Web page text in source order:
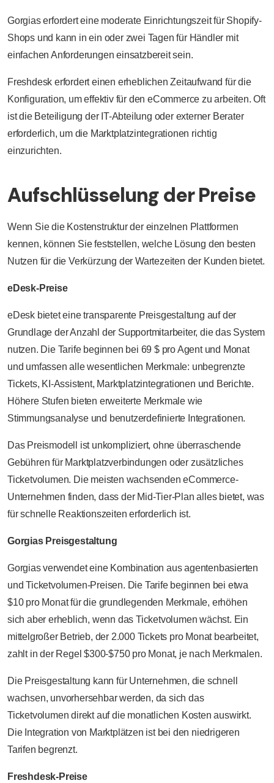
Gorgias erfordert eine moderate Einrichtungszeit für Shopify-
Shops und kann in ein oder zwei Tagen für Händler mit
einfachen Anforderungen einsatzbereit sein.
Freshdesk erfordert einen erheblichen Zeitaufwand für die
Konfiguration, um effektiv für den eCommerce zu arbeiten. Oft
ist die Beteiligung der IT-Abteilung oder externer Berater
erforderlich, um die Marktplatzintegrationen richtig
einzurichten.
Aufschlüsselung der Preise
Wenn Sie die Kostenstruktur der einzelnen Plattformen
kennen, können Sie feststellen, welche Lösung den besten
Nutzen für die Verkürzung der Wartezeiten der Kunden bietet.
eDesk-Preise
eDesk bietet eine transparente Preisgestaltung auf der
Grundlage der Anzahl der Supportmitarbeiter, die das System
nutzen. Die Tarife beginnen bei 69 $ pro Agent und Monat
und umfassen alle wesentlichen Merkmale: unbegrenzte
Tickets, KI-Assistent, Marktplatzintegrationen und Berichte.
Höhere Stufen bieten erweiterte Merkmale wie
Stimmungsanalyse und benutzerdefinierte Integrationen.
Das Preismodell ist unkompliziert, ohne überraschende
Gebühren für Marktplatzverbindungen oder zusätzliches
Ticketvolumen. Die meisten wachsenden eCommerce-
Unternehmen finden, dass der Mid-Tier-Plan alles bietet, was
für schnelle Reaktionszeiten erforderlich ist.
Gorgias Preisgestaltung
Gorgias verwendet eine Kombination aus agentenbasierten
und Ticketvolumen-Preisen. Die Tarife beginnen bei etwa
$10 pro Monat für die grundlegenden Merkmale, erhöhen
sich aber erheblich, wenn das Ticketvolumen wächst. Ein
mittelgroßer Betrieb, der 2.000 Tickets pro Monat bearbeitet,
zahlt in der Regel $300-$750 pro Monat, je nach Merkmalen.
Die Preisgestaltung kann für Unternehmen, die schnell
wachsen, unvorhersehbar werden, da sich das
Ticketvolumen direkt auf die monatlichen Kosten auswirkt.
Die Integration von Marktplätzen ist bei den niedrigeren
Tarifen begrenzt.
Freshdesk-Preise